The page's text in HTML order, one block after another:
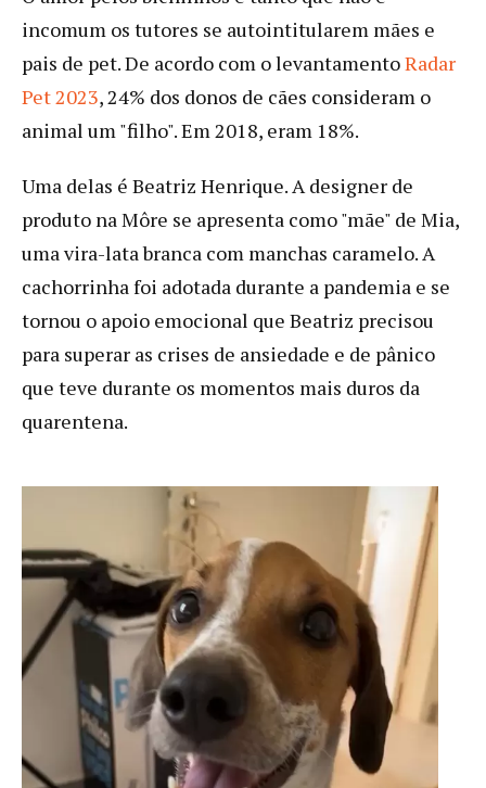
incomum os tutores se autointitularem mães e
pais de pet. De acordo com o levantamentoRadar
Pet 2023, 24% dos donos de cães consideram o
animal um "filho". Em 2018, eram 18%.
Uma delas é Beatriz Henrique. A designer de
produto na Môre se apresenta como "mãe" de Mia,
uma vira-lata branca com manchas caramelo. A
cachorrinha foi adotada durante a pandemia e se
tornou o apoio emocional que Beatriz precisou
para superar as crises de ansiedade e de pânico
que teve durante os momentos mais duros da
quarentena.